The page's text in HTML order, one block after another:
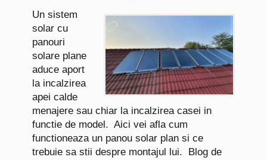
Un sistem
solar cu
panouri
solare plane
aduce aport
la incalzirea
apei calde
menajere sau chiar la incalzirea casei in
functie de model. Aici vei afla cum
functioneaza un panou solar plan si ce
trebuie sa stii despre montajul lui. Blog de